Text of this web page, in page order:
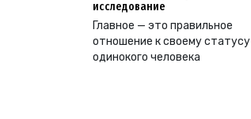
исследование
Главное — это правильное
отношение к своему статусу
одинокого человека